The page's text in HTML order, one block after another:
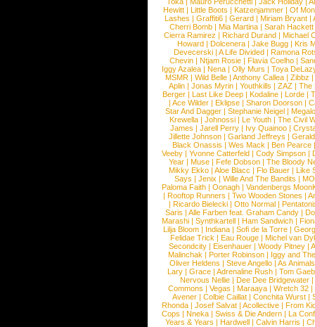
Hewitt |Little Boots |Katzenjammer |Of
Lashes |Graffiti6 |Gerard |Miriam Bryant |
Cherri Bomb | Mia Martina | Sarah Hackett
Cierra Ramirez | Richard Durand | Michael
Howard |Dolcenera |Jake Bugg |Kris
Devecerski |A Life Divided |Ramona
Chevin |Ntjam Rosie |Flavia Coelho |
Iggy Azalea | Nena | Olly Murs | Toya
MSMR |Wild Belle |Anthony Callea |Zibbz
Aplin | Jonas Myrin | Youthkills | ZAZ | The
Berger |Last Like Deep |Kodaline |Lorde |
|Ace Wilder |Eklipse |Sharon Doorson |
Star And Dagger | Stephanie Neigel |
Krewella | Johnossi | Le Youth | The Civil
James | Jarell Perry | Ivy Quainoo |
Jillette Johnson | Garland Jeffreys |
Black Onassis | Wes Mack | Ben Pearce
Veeby | Yvonne Catterfeld | Cody Simpson |
Year |Muse |Fefe Dobson |The Bloody
Mikky Ekko | Aloe Blacc | Flo Bauer | Like
Says | Jenix | Wille And The Bandits | MO
Paloma Faith |Oonagh |Vandenbergs
|Rooftop Runners |Two Wooden Stones |
| Ricardo Bielecki | Otto Normal |
Saris | Alle Farben feat. Graham Candy |
Marashi | Synthkartell | Ham Sandwich |
Lilja Bloom | Indiana | Sofi de la Torre |
Felidae Trick | Eau Rouge | Michel van
Secondcity |Eisenhauer |Woody Pitney |
Malinchak |Porter Robinson | Iggy and
Oliver Heldens |Steve Angello |As Animals
Lary | Grace | Adrenaline Rush | Tom
Nervous Nellie | Dee Dee Bridgewater |
Commons |Vegas |Maraaya |Wretch 32 |
Avener | Colbie Caillat | Conchita Wurst |
Rhonda | Josef Salvat | Acollective | From
Cops | Nneka | Swiss & Die Andern | La
Years & Years |Hardwell |Calvin Harris |